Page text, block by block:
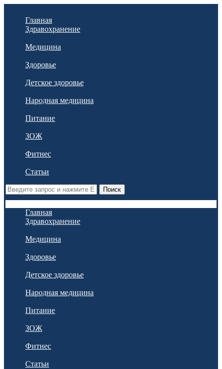
Главная
Здравохранение
Медицина
Здоровье
Детское здоровье
Народная медицина
Питание
ЗОЖ
Фитнес
Статьи
Поиск
Главная
Здравохранение
Медицина
Здоровье
Детское здоровье
Народная медицина
Питание
ЗОЖ
Фитнес
Статьи